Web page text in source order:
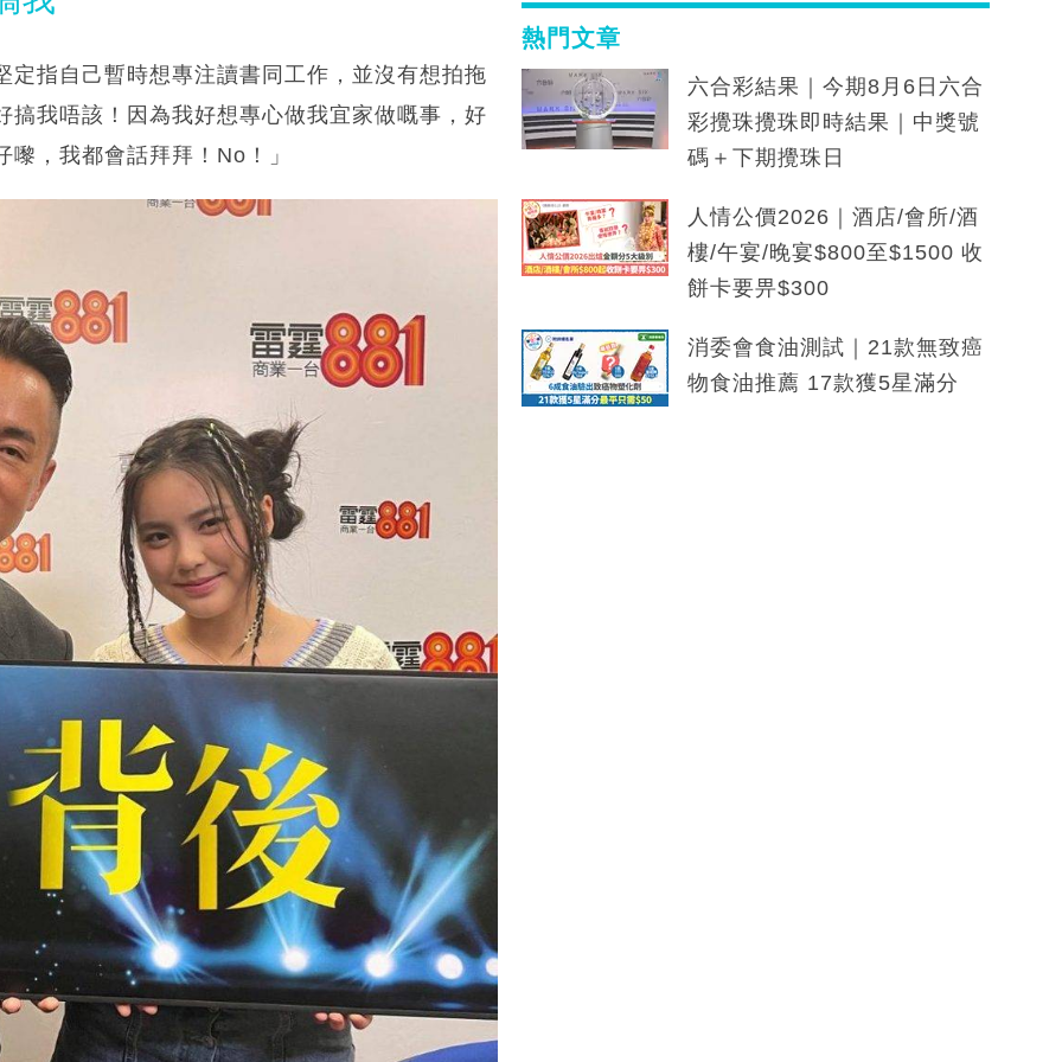
指自己暫時想專注讀書同工作，並沒有想拍拖
我唔該！因為我好想專心做我宜家做嘅事，好
，我都會話拜拜！No！」
熱門文章
六合彩結果｜今期8月6日六合
彩攪珠攪珠即時結果｜中獎號
碼＋下期攪珠日
人情公價2026｜酒店/會所/酒
樓/午宴/晚宴$800至$1500 收
餅卡要畀$300
消委會食油測試｜21款無致癌
物食油推薦 17款獲5星滿分